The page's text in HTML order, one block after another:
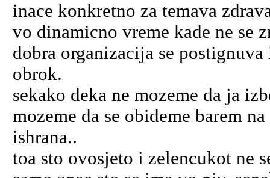
inace konkretno za temava
vo dinamicno vreme kade ne se
dobra organizacija se
obrok.
sekako deka ne mozeme da ja
mozeme da se obideme barem
ishrana..
toa sto ovosjeto i zelencukot ne